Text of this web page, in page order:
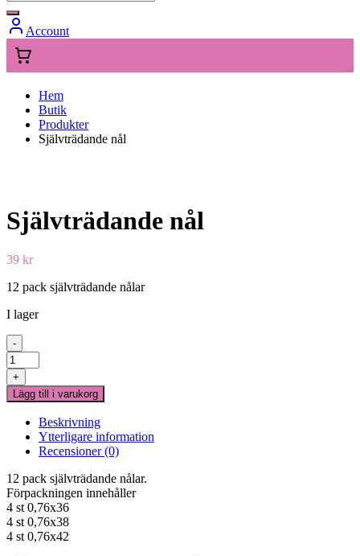
Account
Hem
Butik
Produkter
Självträdande nål
Självträdande nål
39 kr
12 pack självträdande nålar
I lager
-
Självträdande
nål
mängd
+
Lägg till i varukorg
Beskrivning
Ytterligare information
Recensioner (0)
12 pack självträdande nålar.
Förpackningen innehåller
4 st 0,76x36
4 st 0,76x38
4 st 0,76x42